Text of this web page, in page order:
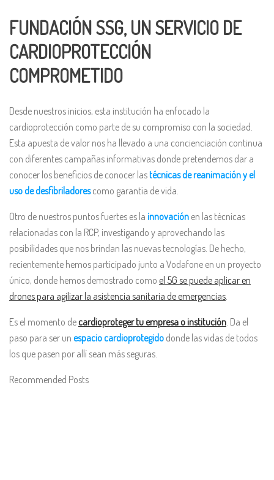
FUNDACIÓN SSG, UN SERVICIO DE
CARDIOPROTECCIÓN
COMPROMETIDO
Desde nuestros inicios, esta institución ha enfocado la
cardioprotección como parte de su compromiso con la sociedad.
Esta apuesta de valor nos ha llevado a una concienciación continua
con diferentes campañas informativas donde pretendemos dar a
conocer los beneficios de conocer lastécnicas de reanimación y el
uso de desfibriladorescomo garantía de vida.
Otro de nuestros puntos fuertes es la innovación en las técnicas
relacionadas con la RCP, investigando y aprovechando las
posibilidades que nos brindan las nuevas tecnologías. De hecho,
recientemente hemos participado junto a Vodafone en un proyecto
único, donde hemos demostrado como el 5G se puede aplicar en
drones para agilizar la asistencia sanitaria de emergencias.
Es el momento de cardioproteger tu empresa o institución. Da el
paso para ser un espacio cardioprotegido donde las vidas de todos
los que pasen por allí sean más seguras.
Recommended Posts